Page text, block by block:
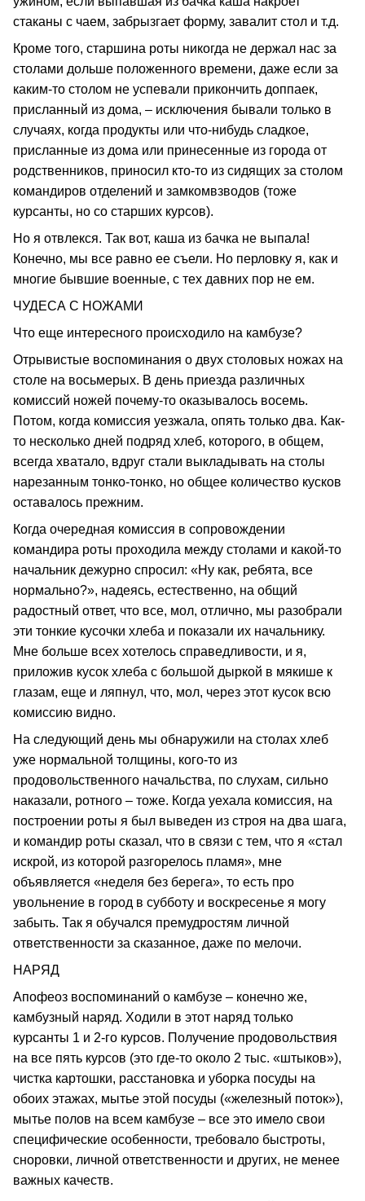
стаканы с чаем, забрызгает форму, завалит стол и т.д.
Кроме того, старшина роты никогда не держал нас за
столами дольше положенного времени, даже если за
каким-то столом не успевали прикончить доппаек,
присланный из дома, – исключения бывали только в
случаях, когда продукты или что-нибудь сладкое,
присланные из дома или принесенные из города от
родственников, приносил кто-то из сидящих за столом
командиров отделений и замкомвзводов (тоже
курсанты, но со старших курсов).
Но я отвлекся. Так вот, каша из бачка не выпала!
Конечно, мы все равно ее съели. Но перловку я, как и
многие бывшие военные, с тех давних пор не ем.
ЧУДЕСА С НОЖАМИ
Что еще интересного происходило на камбузе?
Отрывистые воспоминания о двух столовых ножах на
столе на восьмерых. В день приезда различных
комиссий ножей почему-то оказывалось восемь.
Потом, когда комиссия уезжала, опять только два. Как-
то несколько дней подряд хлеб, которого, в общем,
всегда хватало, вдруг стали выкладывать на столы
нарезанным тонко-тонко, но общее количество кусков
оставалось прежним.
Когда очередная комиссия в сопровождении
командира роты проходила между столами и какой-то
начальник дежурно спросил: «Ну как, ребята, все
нормально?», надеясь, естественно, на общий
радостный ответ, что все, мол, отлично, мы разобрали
эти тонкие кусочки хлеба и показали их начальнику.
Мне больше всех хотелось справедливости, и я,
приложив кусок хлеба с большой дыркой в мякише к
глазам, еще и ляпнул, что, мол, через этот кусок всю
комиссию видно.
На следующий день мы обнаружили на столах хлеб
уже нормальной толщины, кого-то из
продовольственного начальства, по слухам, сильно
наказали, ротного – тоже. Когда уехала комиссия, на
построении роты я был выведен из строя на два шага,
и командир роты сказал, что в связи с тем, что я «стал
искрой, из которой разгорелось пламя», мне
объявляется «неделя без берега», то есть про
увольнение в город в субботу и воскресенье я могу
забыть. Так я обучался премудростям личной
ответственности за сказанное, даже по мелочи.
НАРЯД
Апофеоз воспоминаний о камбузе – конечно же,
камбузный наряд. Ходили в этот наряд только
курсанты 1 и 2-го курсов. Получение продовольствия
на все пять курсов (это где-то около 2 тыс. «штыков»),
чистка картошки, расстановка и уборка посуды на
обоих этажах, мытье этой посуды («железный поток»),
мытье полов на всем камбузе – все это имело свои
специфические особенности, требовало быстроты,
сноровки, личной ответственности и других, не менее
важных качеств.